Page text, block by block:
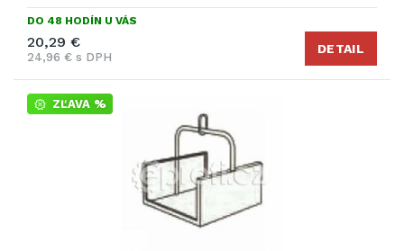
DO 48 HODÍN U VÁS
20,29 €
24,96 € s DPH
DETAIL
ZĽAVA %